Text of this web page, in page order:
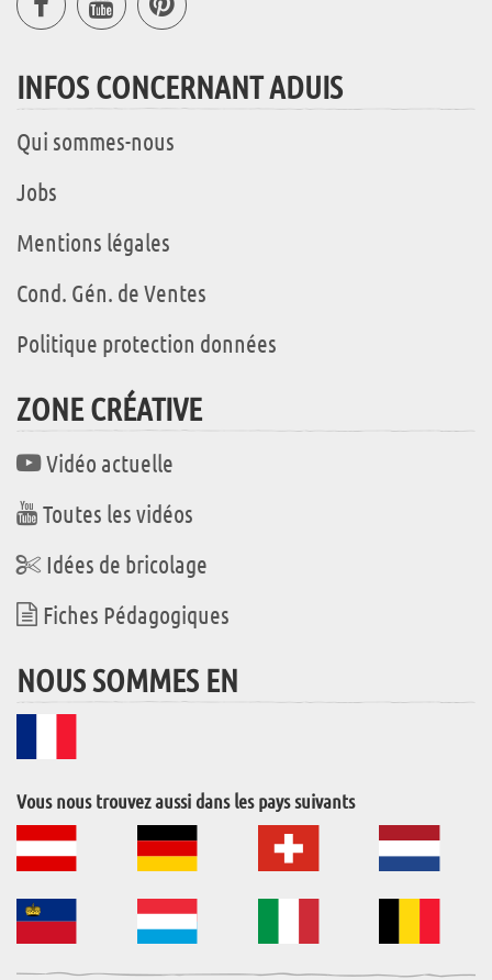
INFOS CONCERNANT ADUIS
Qui sommes-nous
Jobs
Mentions légales
Cond. Gén. de Ventes
Politique protection données
ZONE CRÉATIVE
Vidéo actuelle
Toutes les vidéos
Idées de bricolage
Fiches Pédagogiques
NOUS SOMMES EN
Vous nous trouvez aussi dans les pays suivants